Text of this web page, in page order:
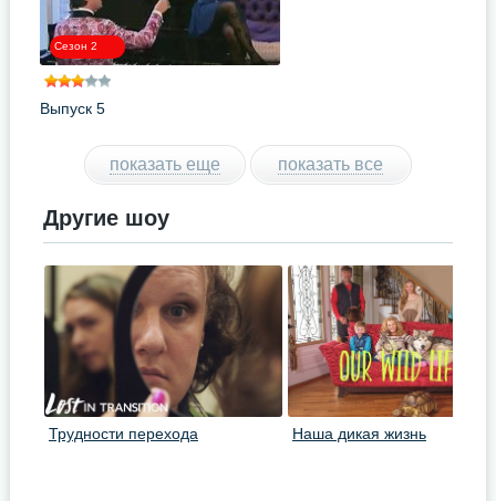
Сезон 2
Выпуск 5
показать еще показать все
Другие шоу
Трудности перехода Наша дикая жизнь